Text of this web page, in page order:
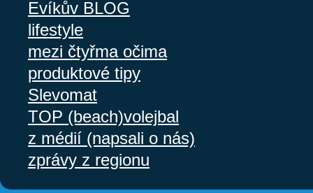
Evíkův BLOG
lifestyle
mezi čtyřma očima
produktové tipy
Slevomat
TOP (beach)volejbal
z médií (napsali o nás)
zprávy z regionu